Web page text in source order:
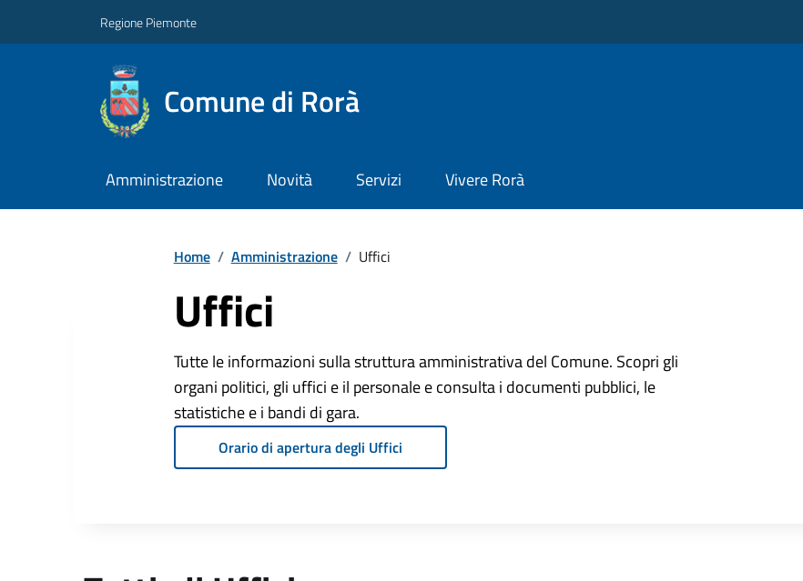
Regione Piemonte
Comune di Rorà
Amministrazione Novità Servizi Vivere Rorà
Home / Amministrazione / Uffici
Uffici
Tutte le informazioni sulla struttura amministrativa del Comune. Scopri gli
organi politici, gli uffici e il personale e consulta i documenti pubblici, le
statistiche e i bandi di gara.
Orario di apertura degli Uffici